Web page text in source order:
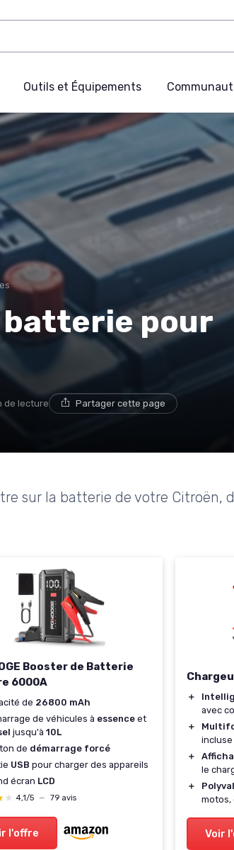
Outils et Équipements
batterie pour
de lecture Partager cette page
sur la batterie de votre Citroën,
Booster de Batterie
6000A
de 26800 mAh
de véhicules à essence et
jusqu'à 10L
de démarrage forcé
USB pour charger des appareils
écran LCD
4,1/5 — 79 avis
l'offre
＋
avec
＋
incluse
＋
le
＋
motos,
Voir